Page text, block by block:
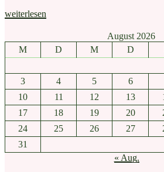
„Wie
Van
ausgebaut?“
weiterlesen
August 2026
M
D M D
3
4 5 6
10
11 12 13
17
18 19 20
24
25 26 27
31
« Aug.